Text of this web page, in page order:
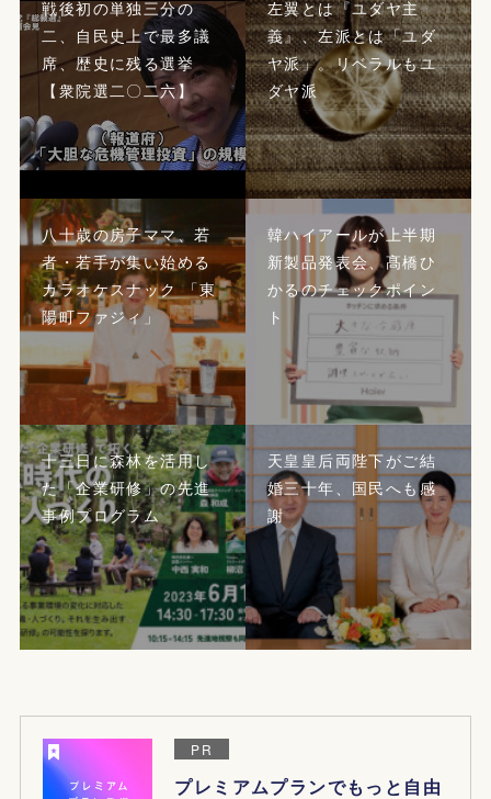
戦後初の単独三分の
二、自民史上で最多議
席、歴史に残る選挙
【衆院選二〇二六】
左翼とは『ユダヤ主
義』、左派とは「ユダ
ヤ派」。リベラルもユ
ダヤ派
八十歳の房子ママ、若
者・若手が集い始める
カラオケスナック 「東
陽町ファジィ」
韓ハイアールが上半期
新製品発表会、髙橋ひ
かるのチェックポイン
ト
十三日に森林を活用し
た「企業研修」の先進
事例プログラム
天皇皇后両陛下がご結
婚三十年、国民へも感
謝
PR
プレミアムプランでもっと自由